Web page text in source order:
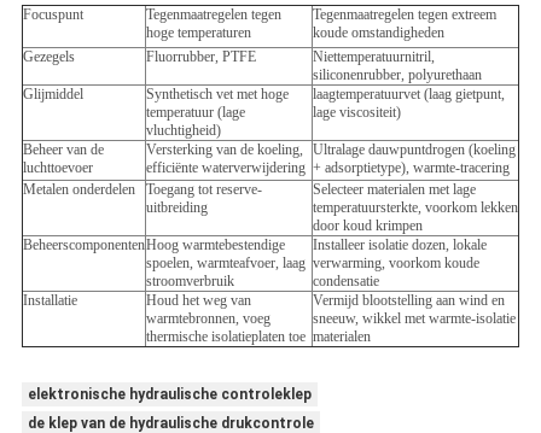
Focuspunt
Tegenmaatregelen tegen
hoge temperaturen
Tegenmaatregelen tegen extreem
koude omstandigheden
Gezegels
Fluorrubber, PTFE
Niettemperatuurnitril,
siliconenrubber, polyurethaan
Glijmiddel
Synthetisch vet met hoge
temperatuur (lage
vluchtigheid)
laagtemperatuurvet (laag gietpunt,
lage viscositeit)
Beheer van de
luchttoevoer
Versterking van de koeling,
efficiënte waterverwijdering
Ultralage dauwpuntdrogen (koeling
+ adsorptietype), warmte-tracering
Metalen onderdelen
Toegang tot reserve-
uitbreiding
Selecteer materialen met lage
temperatuursterkte, voorkom lekken
door koud krimpen
BeheerscomponentenHoog warmtebestendige
spoelen, warmteafvoer, laag
stroomverbruik
Installeer isolatie dozen, lokale
verwarming, voorkom koude
condensatie
Installatie
Houd het weg van
warmtebronnen, voeg
thermische isolatieplaten toe
Vermijd blootstelling aan wind en
sneeuw, wikkel met warmte-isolatie
materialen
elektronische hydraulische controleklep
de klep van de hydraulische drukcontrole